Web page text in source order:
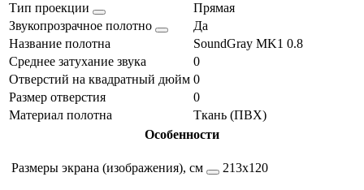
Тип проекции
Прямая
Звукопрозрачное полотно
Да
Название полотна
SoundGray MK1 0.8
Среднее затухание звука
0
Отверстий на квадратный дюйм 0
Размер отверстия
0
Материал полотна
Ткань (ПВХ)
Особенности
Размеры экрана (изображения), см 213х120